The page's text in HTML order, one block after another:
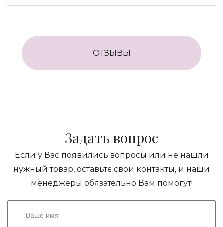
ОТЗЫВЫ
Задать вопрос
Если у Вас появились вопросы или не нашли
нужный товар, оставьте свои контакты, и наши
менеджеры обязательно Вам помогут!